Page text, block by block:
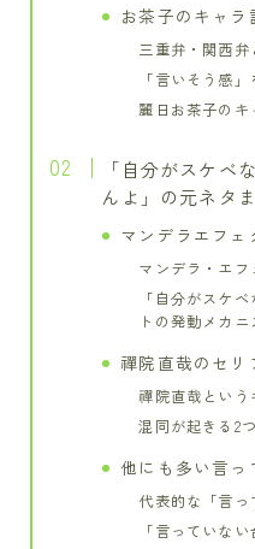
お茶子のキャ
三重弁・関西
「言いそう感
麗日お茶子のキ
「自分がスケベ
んよ」の元ネタ
マンデラエフ
マンデラ・エ
「自分がスケ
トの発動メカニ
禪院直哉のセリ
禪院直哉という
混同が起きる2
他にも多い言っ
代表的な「言
「言っていな